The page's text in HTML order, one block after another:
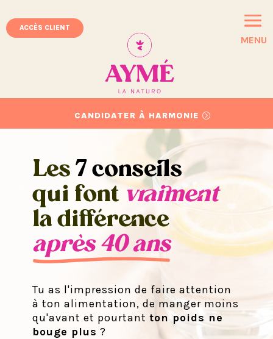
MENU
ACCÈS CLIENT
CANDIDATER À HARMONIE
Les7 conseils
qui font vraiment
la différence
après 40 ans
Tu as l'impression de faire attention
à ton alimentation, de manger moins
qu'avant et pourtantton poids ne
bouge plus ?